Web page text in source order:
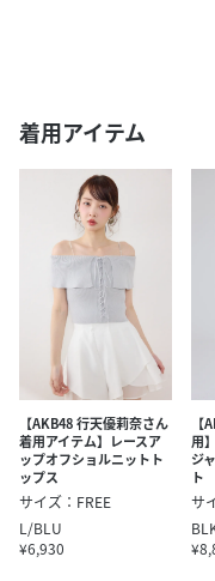
着用アイテム
【AKB48 行天優莉奈さん
着用アイテム】レースア
ップオフショルニットト
ップス
サイズ：FREE
L/BLU
¥6,930
【
用
ジ
ト
サ